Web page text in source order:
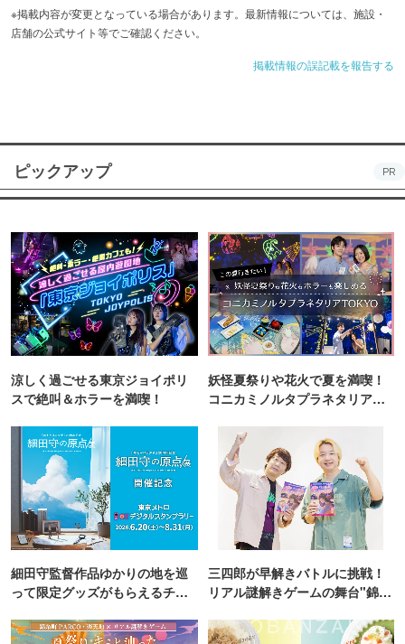
※掲載内容が変更となっている場合があります。最新情報については、施設・
店舗の公式サイト等でご確認ください。
掲載情報の誤記載を報告する
ピックアップ PR
涼しく過ごせる東京ジョイポリ
スで絶叫＆ホラーを満喫！
妖怪夏祭りや花火で夏を満喫！
コニカミノルタプラネタリア
細田守監督作品ゆかりの地を巡
って限定グッズがもらえるチャ
三四郎が早解きバトルに挑戦！
リアル謎解きゲームの舞台"錦糸